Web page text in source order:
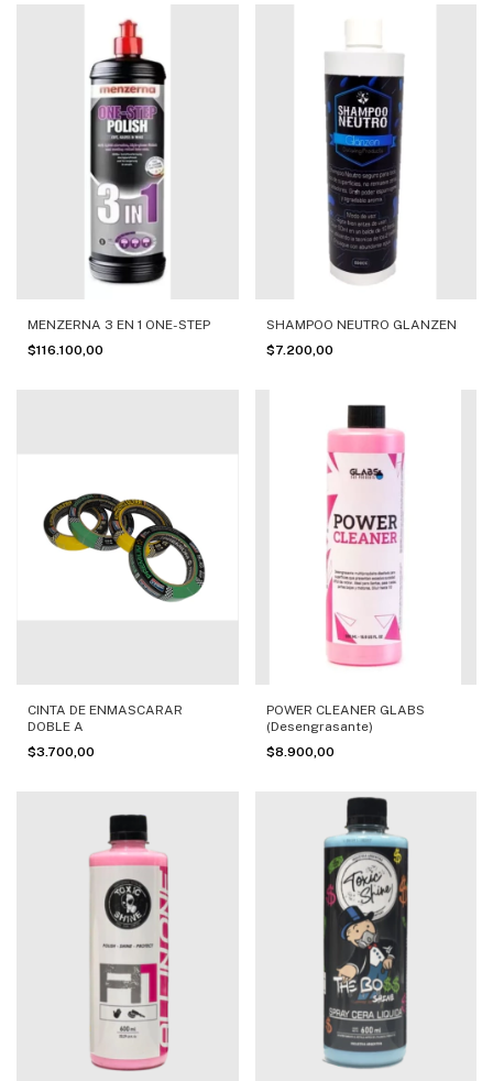
MENZERNA 3 EN 1 ONE-STEP
$116.100,00
SHAMPOO NEUTRO GLANZEN
$7.200,00
CINTA DE ENMASCARAR
DOBLE A
$3.700,00
POWER CLEANER GLABS
(Desengrasante)
$8.900,00